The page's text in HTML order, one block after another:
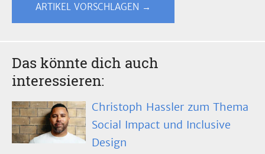
ARTIKEL VORSCHLAGEN →
Das könnte dich auch
interessieren:
Christoph Hassler zum Thema
Social Impact und Inclusive
Design